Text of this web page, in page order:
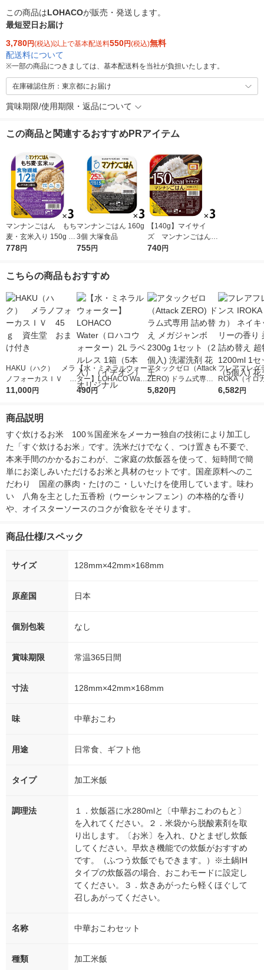
この商品はLOHACOが販売・発送します。
最短翌日お届け
3,780円(税込)以上で基本配送料550円(税込)無料
配送料について
※一部の商品につきましては、基本配送料を当社が負担いたします。
在庫確認住所：東京都にお届け
賞味期限/使用期限・返品について
この商品と関連するおすすめPRアイテム
マンナンごはん もち
麦・玄米入り 150g 3
個 大塚食品
778円
マンナンごはん 160g
3個 大塚食品
755円
【140g】マイサイ
ズ マンナンごはん
富山県産コシヒカリ
740円
こちらの商品もおすすめ
HAKU（ハク） メラ
ノフォーカスＩＶ 4
5ｇ 資生堂 おまけ
11,000円
【水・ミネラルウォー
ター】LOHACO Wate
r（ロハコウォータ
490円
アタックゼロ（Attack
ZERO) ドラム式専用
詰め替え メガジャン
5,820円
フレアフレグ
ROKA（イロ
イキッドリリ
6,582円
商品説明
すぐ炊けるお米　100％国産米をメーカー独自の技術により加工し
た「すぐ炊けるお米」です。洗米だけでなく、つけ置きも不要で、
本来手間のかかるおこわが、ご家庭の炊飯器を使って、短時間で簡
単にお楽しみいただけるお米と具材のセットです。国産原料へのこ
だわり　国産の豚肉・たけのこ・しいたけを使用しています。味わ
い　八角を主とした五香粉（ウーシャンフェン）の本格的な香り
や、オイスターソースのコクが食欲をそそります。
商品仕様/スペック
サイズ 128mm×42mm×168mm
原産国 日本
個別包装 なし
賞味期限 常温365日間
寸法 128mm×42mm×168mm
味 中華おこわ
用途 日常食、ギフト他
タイプ 加工米飯
調理法
１．炊飯器に水280mlと〔中華おこわのもと〕
を入れてください。２．米袋から脱酸素剤を取
り出します。〔お米〕を入れ、ひとまぜし炊飯
してください。早炊き機能での炊飯がおすすめ
です。（ふつう炊飯でもできます。）※土鍋IH
タイプの炊飯器の場合、おこわモードに設定し
てください。３．炊きあがったら軽くほぐして
召しあがってください。
名称 中華おこわセット
種類 加工米飯